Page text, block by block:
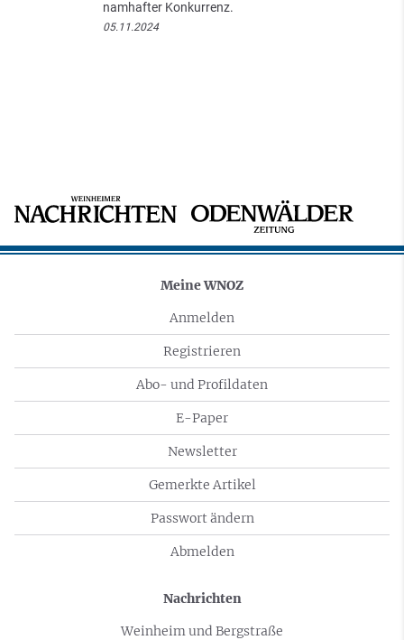
namhafter Konkurrenz.
05.11.2024
Meine WNOZ
Anmelden
Registrieren
Abo- und Profildaten
E-Paper
Newsletter
Gemerkte Artikel
Passwort ändern
Abmelden
Nachrichten
Weinheim und Bergstraße